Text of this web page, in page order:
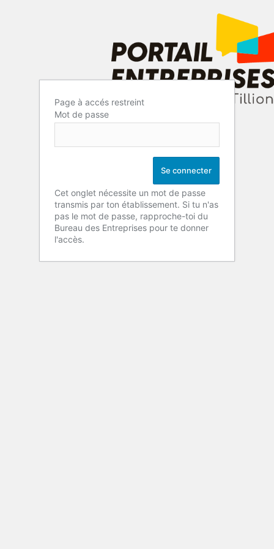
Page à accés restreint
Mot de passe
Cet onglet nécessite un mot de passe
transmis par ton établissement. Si tu n'as
pas le mot de passe, rapproche-toi du
Bureau des Entreprises pour te donner
l'accès.